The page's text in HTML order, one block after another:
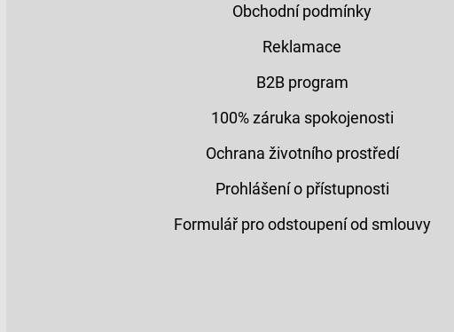
Obchodní podmínky
Reklamace
B2B program
100% záruka spokojenosti
Ochrana životního prostředí
Prohlášení o přístupnosti
Formulář pro odstoupení od smlouvy